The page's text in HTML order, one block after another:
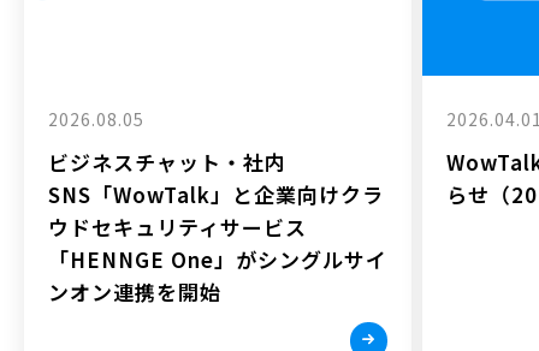
2026.08.05
ビジネスチャット・社内
SNS「WowTalk」と企業向けクラ
ウドセキュリティサービス
「HENNGE One」がシングルサイ
ンオン連携を開始
らせ（